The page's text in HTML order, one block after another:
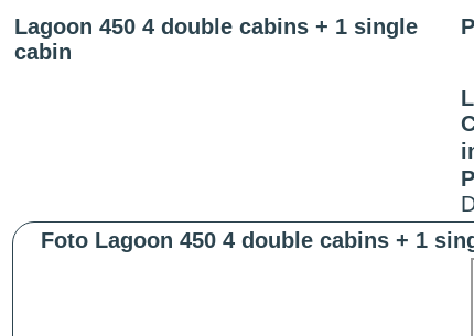
Lagoon 450 4 double cabins + 1 single
cabin
Foto Lagoon 450 4 double cabins + 1